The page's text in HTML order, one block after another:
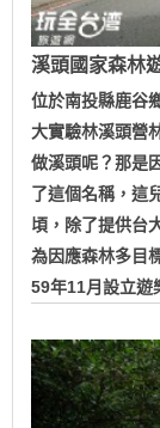
溪頭國家森林
位於南投縣鹿谷
大實驗林溪頭營
做溪頭呢？那是
了這個名稱，這
頃，除了提供台
為因應森林多目
59年11月設立遊